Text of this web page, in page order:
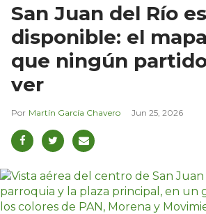
San Juan del Río
disponible: el
que ningún
ver
Martín García Chavero Jun 25, 2026